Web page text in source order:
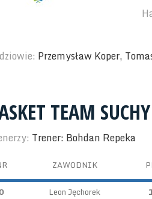
Przemysław Koper,
TEAM
Trener: Bohdan Repeka
ZAWODNIK
0 Leon Jęchorek